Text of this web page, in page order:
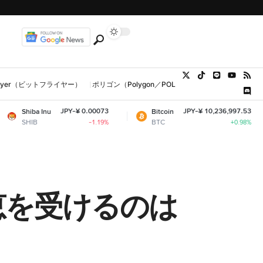
（ビットフライヤー） ポリゴン（Polygon／POL、MATIC）
JPY-¥ 0.00073
-1.19%
Bitcoin
BTC
JPY-¥ 10,236,997.53
ETH
受けるのは